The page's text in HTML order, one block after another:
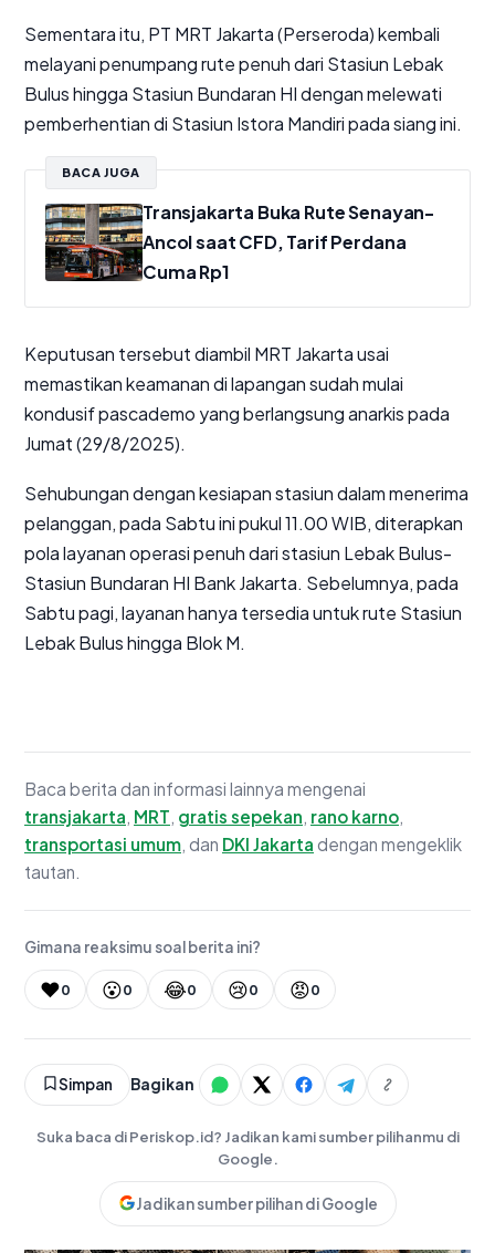
Sementara itu, PT MRT Jakarta (Perseroda) kembali
melayani penumpang rute penuh dari Stasiun Lebak
Bulus hingga Stasiun Bundaran HI dengan melewati
pemberhentian di Stasiun Istora Mandiri pada siang ini.
BACA JUGA
Transjakarta Buka Rute Senayan-
Ancol saat CFD, Tarif Perdana
Cuma Rp1
Keputusan tersebut diambil MRT Jakarta usai
memastikan keamanan di lapangan sudah mulai
kondusif pascademo yang berlangsung anarkis pada
Jumat (29/8/2025).
Sehubungan dengan kesiapan stasiun dalam menerima
pelanggan, pada Sabtu ini pukul 11.00 WIB, diterapkan
pola layanan operasi penuh dari stasiun Lebak Bulus-
Stasiun Bundaran HI Bank Jakarta. Sebelumnya, pada
Sabtu pagi, layanan hanya tersedia untuk rute Stasiun
Lebak Bulus hingga Blok M.
Baca berita dan informasi lainnya mengenai
transjakarta, MRT, gratis sepekan, rano karno,
transportasi umum, dan DKI Jakarta dengan mengeklik
tautan.
Gimana reaksimu soal berita ini?
❤️0 😮0 😂0 😢0 😡0
Simpan Bagikan
Suka baca di Periskop.id? Jadikan kami sumber pilihanmu di
Google.
Jadikan sumber pilihan di Google